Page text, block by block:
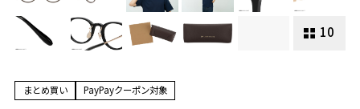
10
まとめ買い PayPayクーポン対象